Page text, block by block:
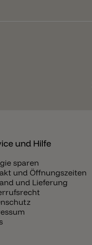
und Hilfe
sparen
und Öffnungszeiten
und Lieferung